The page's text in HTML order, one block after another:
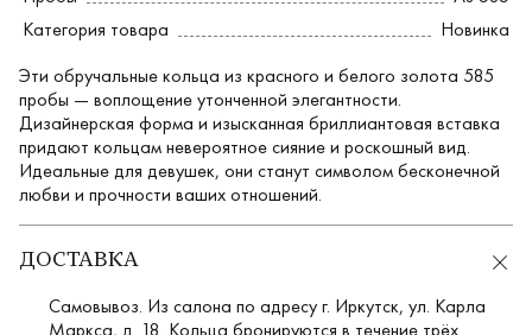
Категория товара
Новинка
Эти обручальные кольца из красного и белого золота 585
пробы — воплощение утонченной элегантности.
Дизайнерская форма и изысканная бриллиантовая вставка
придают кольцам невероятное сияние и роскошный вид.
Идеальные для девушек, они станут символом бесконечной
любви и прочности ваших отношений.
ДОСТАВКА
Самовывоз. Из салона по адресу г. Иркутск, ул. Карла
Маркса, д. 18. Кольца бронируются в течение трёх